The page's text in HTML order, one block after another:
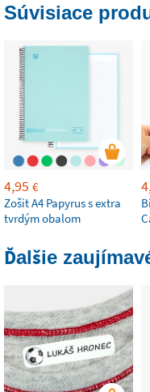
Súvisiace
4,95 €
Zošit A4 Papyrus s extra
tvrdým obalom
Ďalšie